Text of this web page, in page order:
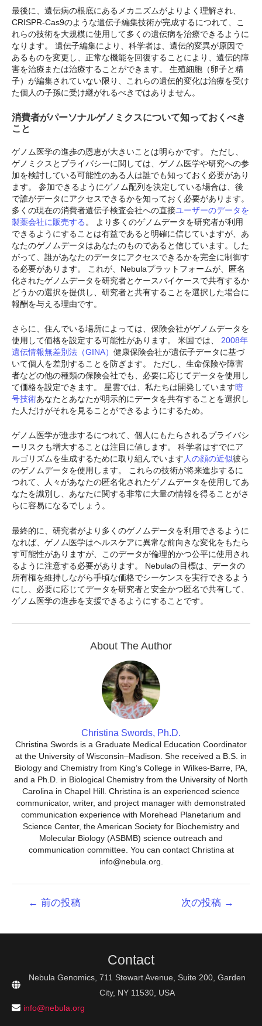
最後に、遺伝病の根底にあるメカニズムがよりよく理解され、
CRISPR-Cas9のような遺伝子編集技術が完成するにつれて、こ
れらの技術を大規模に使用して多くの遺伝病を治療できるように
なります。 遺伝子編集により、科学者は、遺伝的変異が原因で
あるものを変更し、正常な機能を回復することにより、遺伝的障
害を治療または治療することができます。 生殖細胞（卵子と精
子）が編集されていない限り、これらの遺伝的変化は治療を受け
た個人の子孫に受け継がれるべきではありません。
消費者がパーソナルゲノミクスについて知っておくべき
こと
ゲノム医学の進歩の恩恵が大きいことは明らかです。 ただし、
ゲノミクスとプライバシーに関しては、ゲノム医学や研究への参
加を検討している可能性のある人は誰でも知っておく必要があり
ます。 参加できるようにゲノム配列を決定している場合は、後
で誰がデータにアクセスできるかを知っておく必要があります。
多くの現在の消費者遺伝子検査会社への直接ユーザーのデータを
製薬会社に販売する 。 より多くのゲノムデータを研究者が利用
できるようにすることは有益であると明確に信じていますが、あ
なたのゲノムデータはあなたのものであると信じています。した
がって、誰があなたのデータにアクセスできるかを完全に制御す
る必要があります。 これが、Nebulaプラットフォームが、匿名
化されたゲノムデータを研究者とケースバイケースで共有するか
どうかの選択を提供し、研究者と共有することを選択した場合に
報酬を与える理由です。
さらに、住んでいる場所によっては、保険会社がゲノムデータを
使用して価格を設定する可能性があります。 米国では、
2008年
遺伝情報無差別法（GINA） 健康保険会社が遺伝子データに基づ
いて個人を差別することを防ぎます。 ただし、生命保険や障害
者などの他の種類の保険会社でも、必要に応じてデータを使用し
て価格を設定できます。 星雲では、私たちは開発しています暗
号技術あなたとあなたが明示的にデータを共有することを選択し
た人だけがそれを見ることができるようにするため。
ゲノム医学が進歩するにつれて、個人にもたらされるプライバシ
ーリスクも増大することは注目に値します。 科学者はすでにア
ルゴリズムを生成するために取り組んでいます人の顔の近似彼ら
のゲノムデータを使用します。 これらの技術が将来進歩するに
つれて、人々があなたの匿名化されたゲノムデータを使用してあ
なたを識別し、あなたに関する非常に大量の情報を得ることがさ
らに容易になるでしょう。
最終的に、研究者がより多くのゲノムデータを利用できるように
なれば、ゲノム医学はヘルスケアに異常な前向きな変化をもたら
す可能性がありますが、このデータが倫理的かつ公平に使用され
るように注意する必要があります。 Nebulaの目標は、データの
所有権を維持しながら手頃な価格でシーケンスを実行できるよう
にし、必要に応じてデータを研究者と安全かつ匿名で共有して、
ゲノム医学の進歩を支援できるようにすることです。
About The Author
Christina Swords, Ph.D.
Christina Swords is a Graduate Medical Education Coordinator
at the University of Wisconsin–Madison. She received a B.S. in
Biology and Chemistry from King’s College in Wilkes-Barre, PA,
and a Ph.D. in Biological Chemistry from the University of North
Carolina in Chapel Hill. Christina is an experienced science
communicator, writer, and project manager with demonstrated
communication experience with Morehead Planetarium and
Science Center, the American Society for Biochemistry and
Molecular Biology (ASBMB) science outreach and
communication committee. You can contact Christina at
info@nebula.org.
ョ
← 前の投稿 次の投稿 →
Contact
Nebula Genomics, 711 Stewart Avenue, Suite 200, Garden
City, NY 11530, USA
info@nebula.org